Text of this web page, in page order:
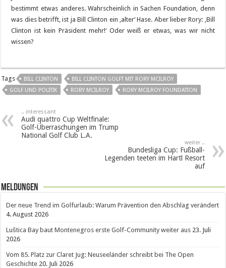
bestimmt etwas anderes. Wahrscheinlich in Sachen Foundation, denn
was dies betrifft, ist ja Bill Clinton ein ‚alter‘ Hase. Aber lieber Rory: ‚Bill
Clinton ist kein Präsident mehr!‘ Oder weiß er etwas, was wir nicht
wissen?
Tags BILL CLINTON
BILL CLINTON GOLFT MIT RORY MCILROY
GOLF UND POLITIK
RORY MCILROY RORY MCILROY FOUNDATION
.. interessant
Audi quattro Cup Weltfinale:
Golf-Überraschungen im Trump
National Golf Club L.A.
weiter ..
Bundesliga Cup: Fußball-
Legenden teeten im Hartl Resort
auf
Meldungen
Der neue Trend im Golfurlaub: Warum Prävention den Abschlag verändert
4. August 2026
Luštica Bay baut Montenegros erste Golf-Community weiter aus 23. Juli
2026
Vom 85. Platz zur Claret Jug: Neuseeländer schreibt bei The Open
Geschichte 20. Juli 2026